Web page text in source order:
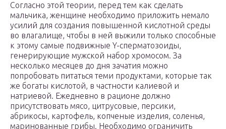
Согласно этой теории, перед тем как сделать
мальчика, женщине необходимо приложить немало
усилий для создания повышенной кислотной среды
во влагалище, чтобы в ней выжили только способные
к этому самые подвижные Y-сперматозоиды,
генерирующие мужской набор хромосом. За
несколько месяцев до дня зачатия можно
попробовать питаться теми продуктами, которые так
же богаты кислотой, в частности калиевой и
натриевой. Ежедневно в рационе должно
присутствовать мясо, цитрусовые, персики,
абрикосы, картофель, копченые изделия, соленья,
маринованные грибы. Необходимо ограничить